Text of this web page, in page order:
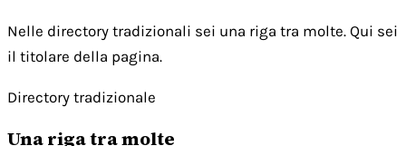
Nelle directory tradizionali sei una riga tra molte. Qui sei
il titolare della pagina.
Directory tradizionale
Una riga tra molte